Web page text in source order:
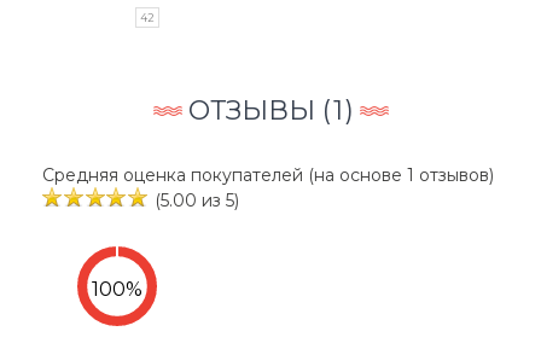
42
ОТЗЫВЫ (1)
Средняя оценка покупателей (на основе 1 отзывов)
(5.00 из 5)